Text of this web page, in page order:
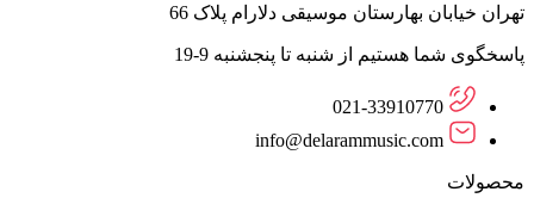
تهران خیابان بهارستان موسیقی دلارام پلاک 66
پاسخگوی شما هستیم از شنبه تا پنجشنبه 9-19
021-33910770
info@delarammusic.com
محصولات